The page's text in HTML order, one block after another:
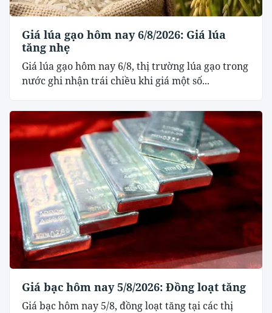
Giá lúa gạo hôm nay 6/8/2026: Giá lúa
tăng nhẹ
Giá lúa gạo hôm nay 6/8, thị trường lúa gạo trong
nước ghi nhận trái chiều khi giá một số...
Giá bạc hôm nay 5/8/2026: Đồng loạt tăng
Giá bạc hôm nay 5/8, đồng loạt tăng tại các thị